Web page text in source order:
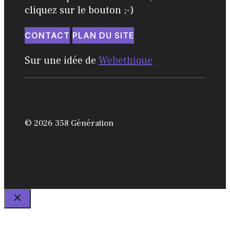
cliquez sur le bouton ;-)
CONTACT PLAN DU SITE
Sur une idée de Webethique
© 2026 358 Génération